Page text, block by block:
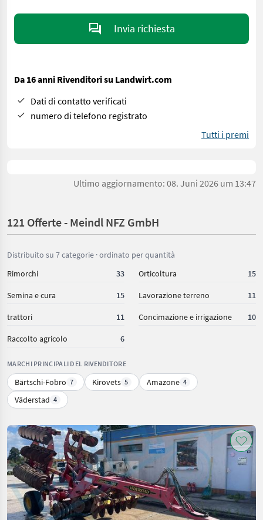
Invia richiesta
Da 16 anni Rivenditori su Landwirt.com
Dati di contatto verificati
numero di telefono registrato
Tutti i premi
Ultimo aggiornamento: 08. Juni 2026 um 13:47
121 Offerte - Meindl NFZ GmbH
Distribuito su 7 categorie · ordinato per quantità
Rimorchi
33 Orticoltura 15
Semina e cura 15 Lavorazione terreno 11
trattori 11 Concimazione e irrigazione 10
Raccolto agricolo 6
MARCHI PRINCIPALI DEL RIVENDITORE
Bärtschi-Fobro 7 Kirovets 5 Amazone 4
Väderstad 4